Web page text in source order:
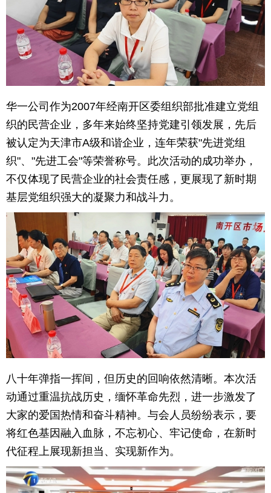
华一公司作为2007年经南开区委组织部批准建立党组
织的民营企业，多年来始终坚持党建引领发展，先后
被认定为天津市A级和谐企业，连年荣获"先进党组
织"、"先进工会"等荣誉称号。此次活动的成功举办，
不仅体现了民营企业的社会责任感，更展现了新时期
基层党组织强大的凝聚力和战斗力。
八十年弹指一挥间，但历史的回响依然清晰。本次活
动通过重温抗战历史，缅怀革命先烈，进一步激发了
大家的爱国热情和奋斗精神。与会人员纷纷表示，要
将红色基因融入血脉，不忘初心、牢记使命，在新时
代征程上展现新担当、实现新作为。